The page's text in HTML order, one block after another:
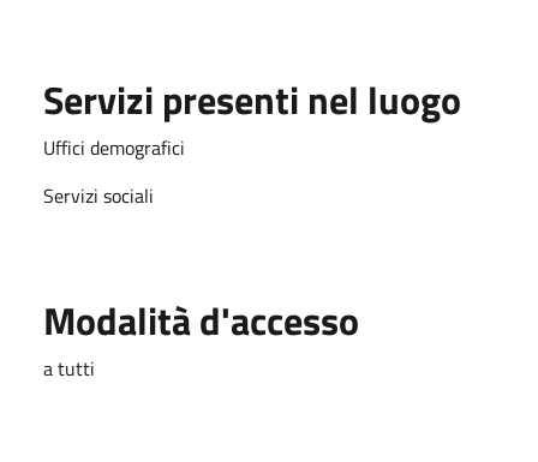
Servizi presenti nel luogo
Uffici demografici
Servizi sociali
Modalità d'accesso
a tutti